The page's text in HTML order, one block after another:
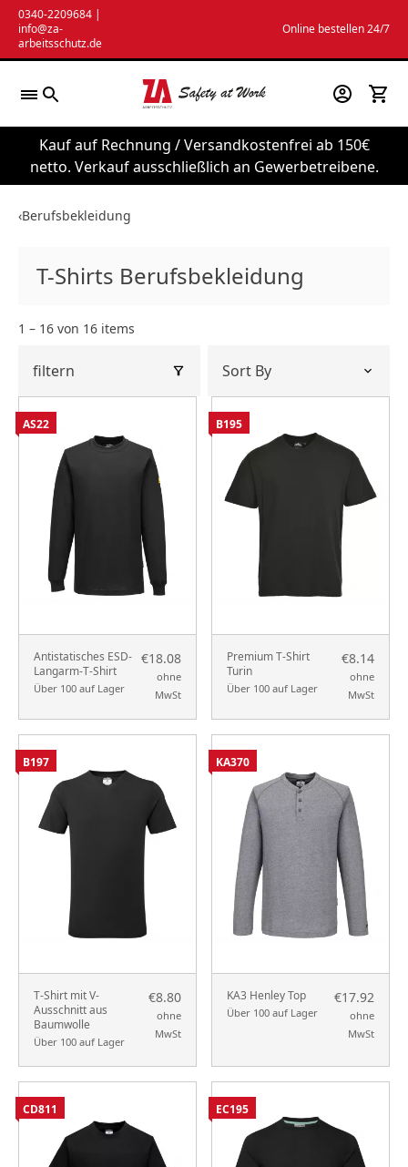
Zum
Inhalt
springen
0340-2209684 |
info@za-
arbeitsschutz.de
Online bestellen 24/7
Kauf auf Rechnung / Versandkostenfrei ab 150€
netto. Verkauf ausschließlich an Gewerbetreibene.
‹Berufsbekleidung
T-Shirts Berufsbekleidung
1 – 16 von 16 items
filtern
Antistatisches ESD-
Langarm-T-Shirt
Über 100 auf Lager
€18.08
ohne
MwSt
AS22
Premium T-Shirt
Turin
Über 100 auf Lager
€8.14
ohne
MwSt
B195
T-Shirt mit V-
Ausschnitt aus
Baumwolle
Über 100 auf Lager
€8.80
ohne
MwSt
B197
KA3 Henley Top
Über 100 auf Lager
€17.92
ohne
MwSt
KA370
CD811 EC195